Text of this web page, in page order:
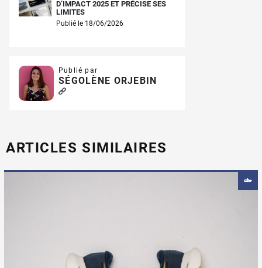
D’IMPACT 2025 ET PRÉCISE SES
LIMITES
Publié le 18/06/2026
Publié par
SÉGOLÈNE ORJEBIN
ARTICLES SIMILAIRES